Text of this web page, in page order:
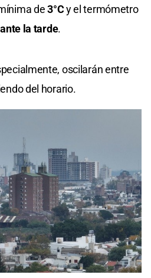
de3°Cy el termómetro
la tarde.
oscilarán entre
del horario.